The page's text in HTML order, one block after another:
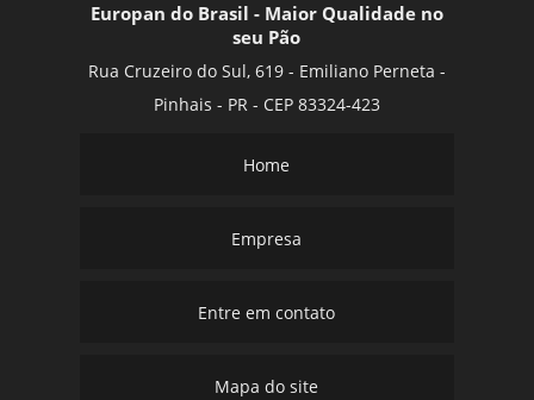
Europan do Brasil - Maior Qualidade no
seu Pão
Rua Cruzeiro do Sul, 619 - Emiliano Perneta -
Pinhais - PR - CEP 83324-423
Home
Empresa
Entre em contato
Mapa do site